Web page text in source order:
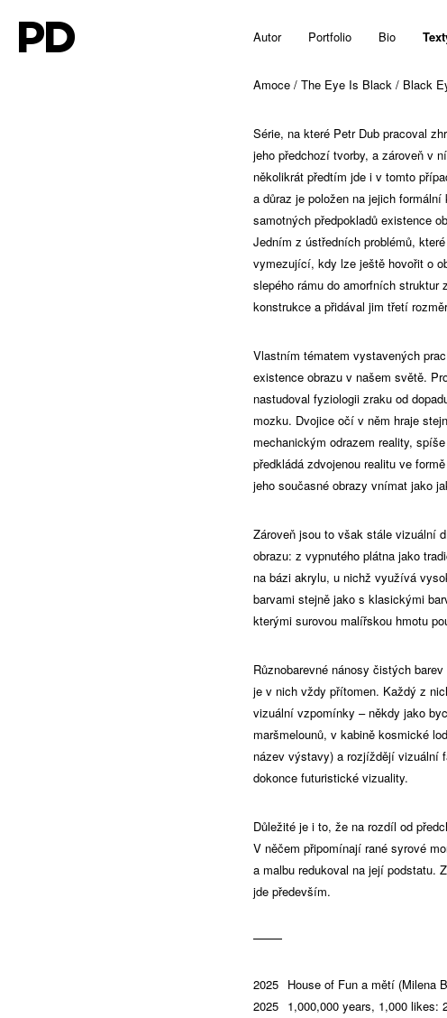
PD Autor Portfolio Bio
Amoce / The Eye Is Black / Black
Série, na které Petr Dub pracoval
jeho předchozí tvorby, a zároveň v
několikrát předtím jde i v tomto
a důraz je položen na jejich
samotných předpokladů existence
Jedním z ústředních problémů,
vymezující, kdy lze ještě hovořit o
slepého rámu do amorfních struktur
konstrukce a přidával jim třetí
Vlastním tématem vystavených
existence obrazu v našem světě.
nastudoval fyziologii zraku od
mozku. Dvojice očí v něm hraje
mechanickým odrazem reality,
předkládá zdvojenou realitu ve
jeho současné obrazy vnímat jako
Zároveň jsou to však stále vizuální
obrazu: z vypnutého plátna jako
na bázi akrylu, u nichž využívá
barvami stejně jako s klasickými
kterými surovou malířskou hmotu
Různobarevné nánosy čistých
je v nich vždy přítomen. Každý z
vizuální vzpomínky – někdy jako
maršmelounů, v kabině kosmické
název výstavy) a rozjíždějí vizuální
dokonce futuristické vizuality.
Důležité je i to, že na rozdíl od
V něčem připomínají rané syrové
a malbu redukoval na její podstatu.
jde především.
2025 House of Fun a mětí (Milena
2025 1,000,000 years, 1,000 likes: